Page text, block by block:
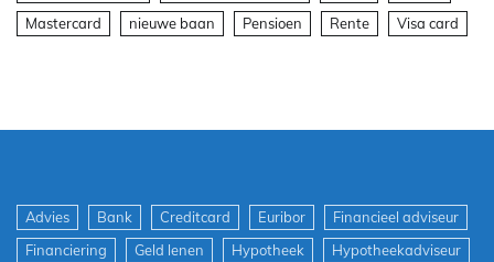
Mastercard
nieuwe baan Pensioen Rente Visa card
Advies Bank Creditcard Euribor
Financieel adviseur
Financiering
Geld lenen Hypotheek
Hypotheekadviseur